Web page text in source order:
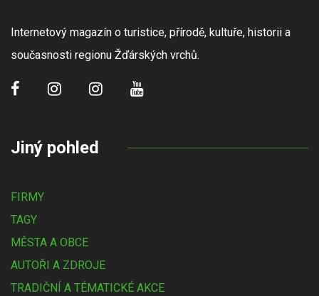
Internetový magazín o turistice, přírodě, kultuře, historii a
současnosti regionu Žďárských vrchů.
Jiný pohled
FIRMY
TAGY
MĚSTA A OBCE
AUTOŘI A ZDROJE
TRADIČNÍ A TÉMATICKÉ AKCE